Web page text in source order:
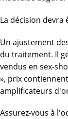
La décision devra
Un ajustement
du traitement. Il
vendus en sex-
», prix
amplificateurs
Assurez-vous à